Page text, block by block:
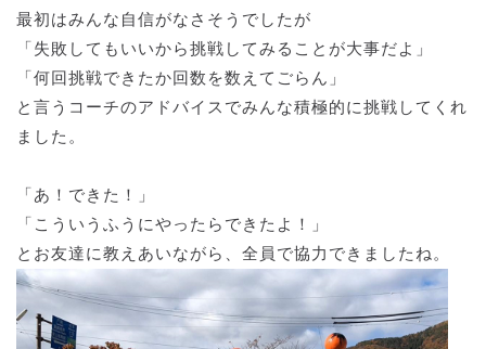
最初はみんな自信がなさそうでしたが
「失敗してもいいから挑戦してみることが大事だよ」
「何回挑戦できたか回数を数えてごらん」
と言うコーチのアドバイスでみんな積極的に挑戦してくれ
ました。
「あ！できた！」
「こういうふうにやったらできたよ！」
とお友達に教えあいながら、全員で協力できましたね。